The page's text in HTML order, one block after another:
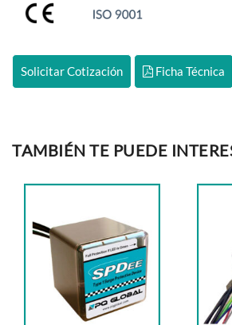
Solicitar Cotización Ficha Técnica
TAMBIÉN TE PUEDE